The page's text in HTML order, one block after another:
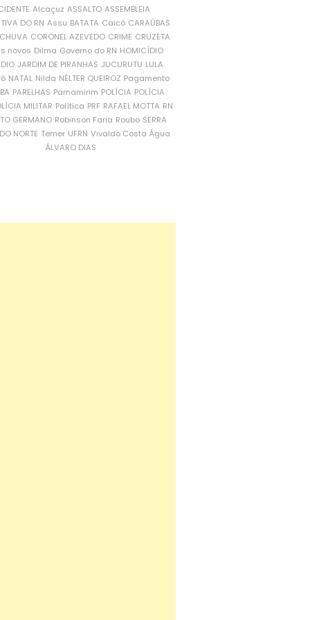
Alcaçuz ASSALTO ASSEMBLEIA
DO RN Assu BATATA Caicó CARAÚBAS
CORONEL AZEVEDO CRIME CRUZETA
novos Dilma Governo do RN HOMICÍDIO
JARDIM DE PIRANHAS JUCURUTU LULA
NATAL Nilda NÉLTER QUEIROZ Pagamento
PARELHAS Parnamirim POLÍCIA POLÍCIA
MILITAR Política PRF RAFAEL MOTTA RN
GERMANO Robinson Faria Roubo SERRA
NORTE Temer UFRN Vivaldo Costa Água
ÁLVARO DIAS